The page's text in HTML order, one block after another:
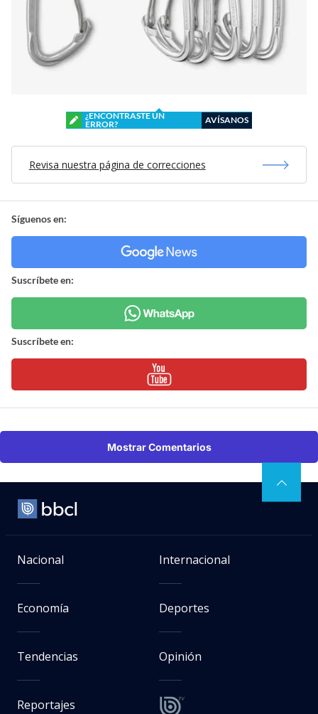
¿ENCONTRASTE UN
ERROR?
AVÍSANOS
Revisa nuestra página de correcciones
Síguenos en:
Suscríbete en:
Suscríbete en:
Mostrar Comentarios
Nacional Internacional
Economía Deportes
Tendencias Opinión
Reportajes